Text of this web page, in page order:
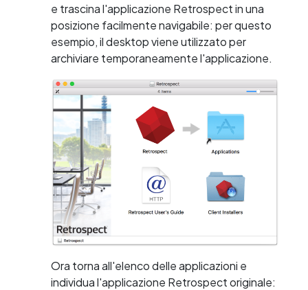
e trascina l'applicazione Retrospect in una
posizione facilmente navigabile: per questo
esempio, il desktop viene utilizzato per
archiviare temporaneamente l'applicazione.
Ora torna all'elenco delle applicazioni e
individua l'applicazione Retrospect originale: